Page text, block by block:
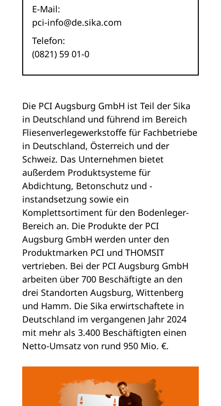
Die PCI Augsburg GmbH ist Teil der Sika
in Deutschland und führend im Bereich
Fliesenverlegewerkstoffe für Fachbetriebe
in Deutschland, Österreich und der
Schweiz. Das Unternehmen bietet
außerdem Produktsysteme für
Abdichtung, Betonschutz und -
instandsetzung sowie ein
Komplettsortiment für den Bodenleger-
Bereich an. Die Produkte der PCI
Augsburg GmbH werden unter den
Produktmarken PCI und THOMSIT
vertrieben. Bei der PCI Augsburg GmbH
arbeiten über 700 Beschäftigte an den
drei Standorten Augsburg, Wittenberg
und Hamm. Die Sika erwirtschaftete in
Deutschland im vergangenen Jahr 2024
mit mehr als 3.400 Beschäftigten einen
Netto-Umsatz von rund 950 Mio. €.
E-Mail:
pci-info@de.sika.com
Telefon:
(0821) 59 01-0